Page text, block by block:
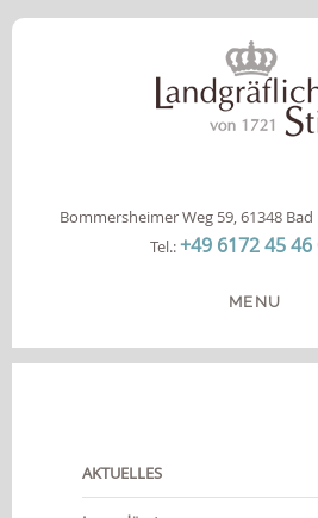
Bommersheimer Weg 59, 61348
Tel.:+49 6172 45 46
MENU
HOME
INFOSAKTUELLES